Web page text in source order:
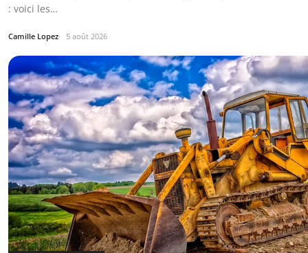
: voici les…
Camille Lopez 5 août 2026